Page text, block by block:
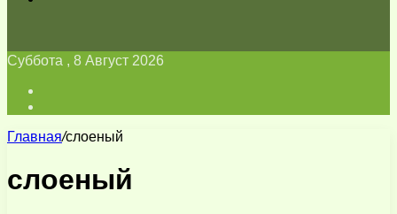
Суббота , 8 Август 2026
Главная/слоеный
слоеный